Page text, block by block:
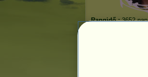
Rangidő :3652 nap